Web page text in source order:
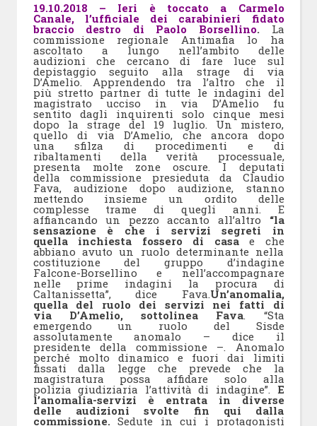
19.10.2018 – Ieri è toccato a Carmelo
Canale, l’ufficiale dei carabinieri fidato
braccio destro di Paolo Borsellino.La
commissione regionale Antimafia lo ha
ascoltato a lungo nell’ambito delle
audizioni che cercano di fare luce sul
depistaggio seguito alla strage di via
D’Amelio. Apprendendo tra l’altro che il
più stretto partner di tutte le indagini del
magistrato ucciso in via D’Amelio fu
sentito dagli inquirenti solo cinque mesi
dopo la strage del 19 luglio. Un mistero,
quello di via D’Amelio, che ancora dopo
una sfilza di procedimenti e di
ribaltamenti della verità processuale,
presenta molte zone oscure. I deputati
della commissione presieduta da Claudio
Fava, audizione dopo audizione, stanno
mettendo insieme un ordito delle
complesse trame di quegli anni. E
affiancando un pezzo accanto all’altro “la
sensazione è che i servizi segreti in
quella inchiesta fossero di casae che
abbiano avuto un ruolo determinante nella
costituzione del gruppo d’indagine
Falcone-Borsellino e nell’accompagnare
nelle prime indagini la procura di
Caltanissetta”, dice Fava.Un’anomalia,
quella del ruolo dei servizi nei fatti di
via D’Amelio, sottolinea Fava. “Sta
emergendo un ruolo del Sisde
assolutamente anomalo – dice il
presidente della commissione –. Anomalo
perché molto dinamico e fuori dai limiti
fissati dalla legge che prevede che la
magistratura possa affidare solo alla
polizia giudiziaria l’attività di indagine”. E
l’anomalia-servizi è entrata in diverse
delle audizioni svolte fin qui dalla
commissione.Sedute in cui i protagonisti